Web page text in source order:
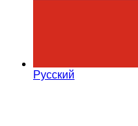
Русский